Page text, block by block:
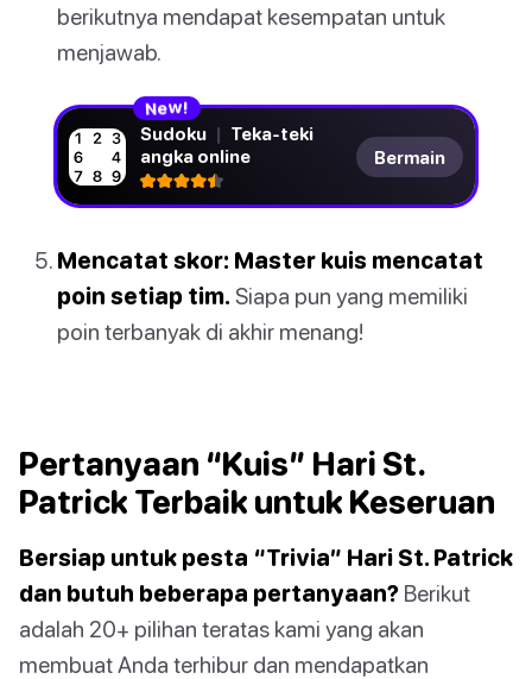
berikutnya mendapat kesempatan untuk
menjawab.
New!
Sudoku | Teka-teki
angka online
Bermain
Mencatat skor: Master kuis mencatat
poin setiap tim. Siapa pun yang memiliki
poin terbanyak di akhir menang!
Pertanyaan “Kuis” Hari St.
Patrick Terbaik untuk Keseruan
Bersiap untuk pesta “Trivia” Hari St. Patrick
dan butuh beberapa pertanyaan? Berikut
adalah 20+ pilihan teratas kami yang akan
membuat Anda terhibur dan mendapatkan